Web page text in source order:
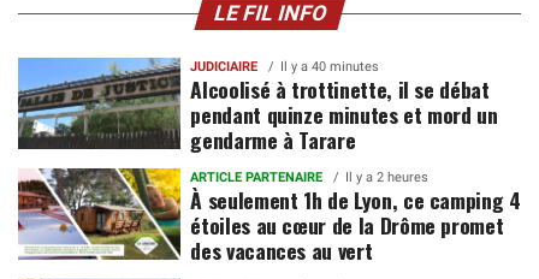
LE FIL INFO
JUDICIAIRE Il y a 40 minutes
Alcoolisé à trottinette, il se débat
pendant quinze minutes et mord un
gendarme à Tarare
ARTICLE PARTENAIRE Il y a 2 heures
À seulement 1h de Lyon, ce camping 4
étoiles au cœur de la Drôme promet
des vacances au vert